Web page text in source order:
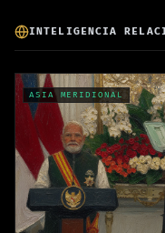
INTELIGENCIA
ASIA MERIDIONAL